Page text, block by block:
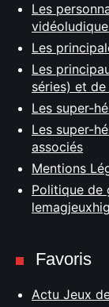
Les
Les
Les
séries) et de
Les super-
Les super-
associés
Mentions
Politique de
Favoris
Actu Jeux